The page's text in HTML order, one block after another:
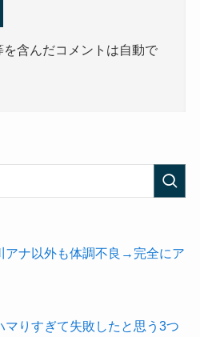
含んだコメントは自動で
アナ以外も体調不良→完全にア
マりすぎて失敗したと思う3つ